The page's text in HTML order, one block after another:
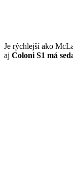
Je rýchlejší ako
aj Coloni S1 má